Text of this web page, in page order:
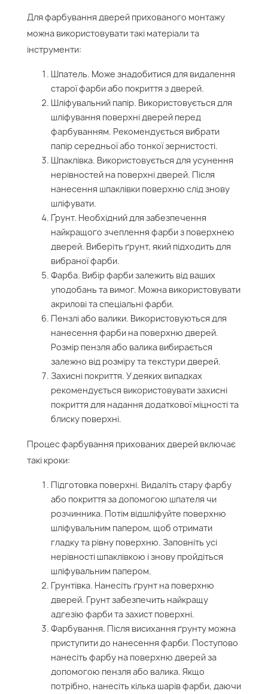
Для фарбування дверей прихованого монтажу
можна використовувати такі матеріали та
інструменти:
Шпатель. Може знадобитися для видалення
старої фарби або покриття з дверей.
Шліфувальний папір. Використовується для
шліфування поверхні дверей перед
фарбуванням. Рекомендується вибрати
папір середньої або тонкої зернистості.
Шпаклівка. Використовується для усунення
нерівностей на поверхні дверей. Після
нанесення шпаклівки поверхню слід знову
шліфувати.
Ґрунт. Необхідний для забезпечення
найкращого зчеплення фарби з поверхнею
дверей. Виберіть ґрунт, який підходить для
вибраної фарби.
Фарба. Вибір фарби залежить від ваших
уподобань та вимог. Можна використовувати
акрилові та спеціальні фарби.
Пензлі або валики. Використовуються для
нанесення фарби на поверхню дверей.
Розмір пензля або валика вибирається
залежно від розміру та текстури дверей.
Захисні покриття. У деяких випадках
рекомендується використовувати захисні
покриття для надання додаткової міцності та
блиску поверхні.
Процес фарбування прихованих дверей включає
такі кроки:
Підготовка поверхні. Видаліть стару фарбу
або покриття за допомогою шпателя чи
розчинника. Потім відшліфуйте поверхню
шліфувальним папером, щоб отримати
гладку та рівну поверхню. Заповніть усі
нерівності шпаклівкою і знову пройдіться
шліфувальним папером.
Грунтівка. Нанесіть ґрунт на поверхню
дверей. Грунт забезпечить найкращу
адгезію фарби та захист поверхні.
Фарбування. Після висихання ґрунту можна
приступити до нанесення фарби. Поступово
нанесіть фарбу на поверхню дверей за
допомогою пензля або валика. Якщо
потрібно, нанесіть кілька шарів фарби, даючи